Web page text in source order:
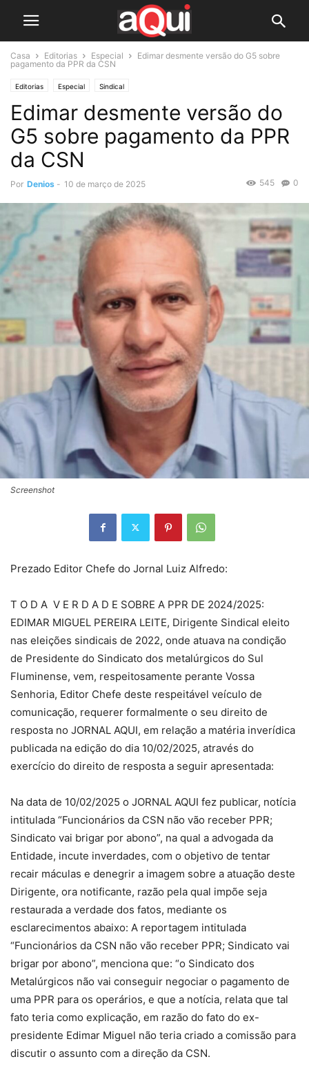
Casa Editorias Especial
Edimar desmente versão do G5 sobre
pagamento da PPR da CSN
Editorias Especial Sindical
Edimar desmente versão do
G5 sobre pagamento da PPR
da CSN
Por Denios - 10 de março de 2025 0
545
Screenshot
Prezado Editor Chefe do Jornal Luiz Alfredo:
T O D A V E R D A D E SOBRE A PPR DE 2024/2025:
EDIMAR MIGUEL PEREIRA LEITE, Dirigente Sindical eleito
nas eleições sindicais de 2022, onde atuava na condição
de Presidente do Sindicato dos metalúrgicos do Sul
Fluminense, vem, respeitosamente perante Vossa
Senhoria, Editor Chefe deste respeitável veículo de
comunicação, requerer formalmente o seu direito de
resposta no JORNAL AQUI, em relação a matéria inverídica
publicada na edição do dia 10/02/2025, através do
exercício do direito de resposta a seguir apresentada:
Na data de 10/02/2025 o JORNAL AQUI fez publicar, notícia
intitulada “Funcionários da CSN não vão receber PPR;
Sindicato vai brigar por abono”, na qual a advogada da
Entidade, incute inverdades, com o objetivo de tentar
recair máculas e denegrir a imagem sobre a atuação deste
Dirigente, ora notificante, razão pela qual impõe seja
restaurada a verdade dos fatos, mediante os
esclarecimentos abaixo: A reportagem intitulada
“Funcionários da CSN não vão receber PPR; Sindicato vai
brigar por abono”, menciona que: “o Sindicato dos
Metalúrgicos não vai conseguir negociar o pagamento de
uma PPR para os operários, e que a notícia, relata que tal
fato teria como explicação, em razão do fato do ex-
presidente Edimar Miguel não teria criado a comissão para
discutir o assunto com a direção da CSN.